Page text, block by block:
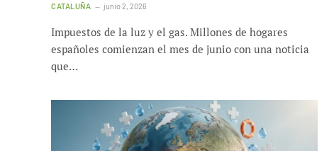
CATALUÑA junio 2, 2026
Impuestos de la luz y el gas. Millones de hogares
españoles comienzan el mes de junio con una noticia
que…